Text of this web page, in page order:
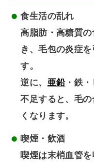
食生活の乱れ
高脂肪・高糖質
き、毛包の炎症
す。
逆に、 亜鉛・鉄
不足すると、毛
くなります。
喫煙・飲酒
喫煙は末梢血管